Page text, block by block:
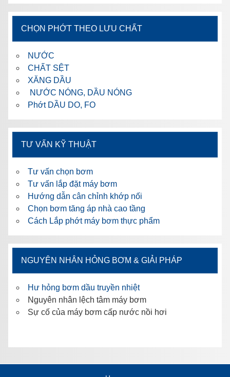
CHỌN PHỚT THEO LƯU CHẤT
NƯỚC
CHẤT SỆT
XĂNG DẦU
NƯỚC NÓNG, DẦU NÓNG
Phớt DẦU DO, FO
TƯ VẤN KỸ THUẬT
Tư vấn chọn bơm
Tư vấn lắp đặt máy bơm
Hướng dẫn cân chỉnh khớp nối
Chọn bơm tăng áp nhà cao tầng
Cách Lắp phớt máy bơm thực phẩm
NGUYÊN NHÂN HỎNG BƠM & GIẢI PHÁP
Hư hỏng bơm dầu truyền nhiệt
Nguyên nhân lệch tâm máy bơm
Sự cố của máy bơm cấp nước nồi hơi